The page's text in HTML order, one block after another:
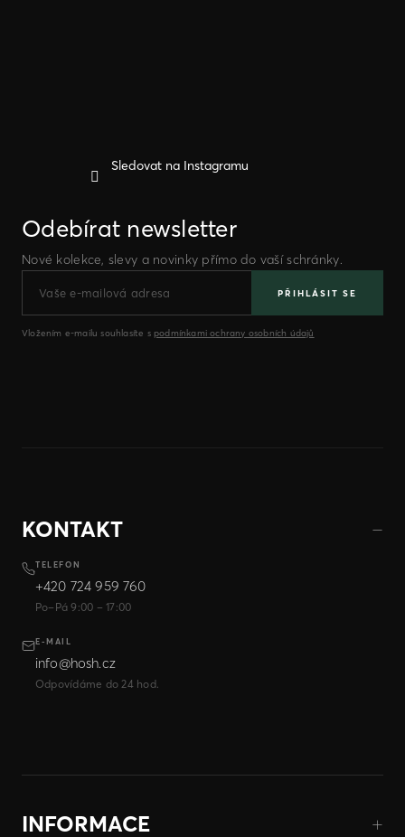
Sledovat na Instagramu
Odebírat newsletter
Nové kolekce, slevy a novinky přímo do vaší schránky.
PŘIHLÁSIT SE
Vložením e-mailu souhlasíte s podmínkami ochrany osobních údajů
KONTAKT
TELEFON
+420 724 959 760
Po–Pá 9:00 – 17:00
E-MAIL
info@hosh.cz
Odpovídáme do 24 hod.
INFORMACE